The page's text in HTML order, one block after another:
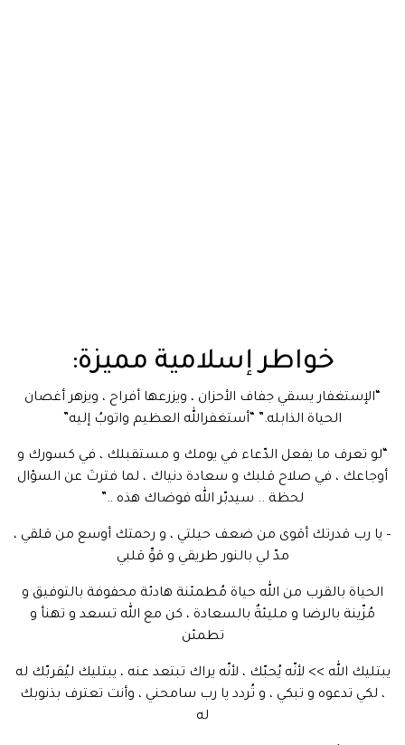
خواطر إسلامية مميزة:
“الإستغفار يسقي جفاف الأحزان ، ويزرعها أفراح ، ويزهر أغصان
الحياة الذابله.” “أستغفرالله العظيم واتوبُ إليه”
“لو تعرف ما يفعل الدّعاء في يومك و مستقبلك ، في كسورك و
أوجاعك ، في صلاح قلبك و سعادة دنياك ، لما فترتَ عن السؤال
لحظة .. سيدبّر الله فوضاك هذه ..”
– يا رب قدرتك أقوى من ضعف حيلتي ، و رحمتك أوسع من قلقي ،
مدّ لي بالنور طريقي و قوِّ قلبي
الحياة بالقرب من الله حياة مُطمئنة هادئة محفوفة بالتوفيق و
مُزّينة بالرضا و مليئةٌ بالسعادة ، كن مع الله تسعد و تهنأ و
تطمئن
يبتليك الله >> لأنّه يُحبّك ، لأنّه يراك تبتعد عنه ، يبتليك ليُقربّك له
، لكي تدعوه و تبكي ، و تُردد يا رب سامحني ، وأنت تعترف بذنوبك
له